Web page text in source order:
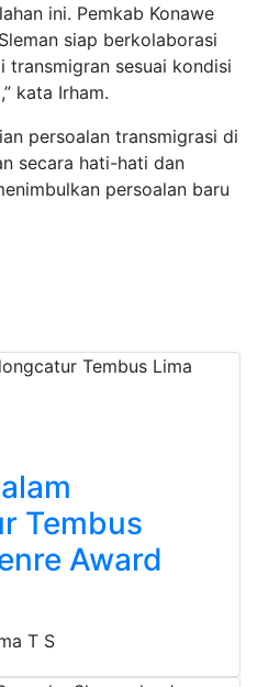
ini. Pemkab Konawe
siap berkolaborasi
transmigran sesuai kondisi
kata Irham.
persoalan transmigrasi di
secara hati-hati dan
persoalan baru
Tembus
Award
T S